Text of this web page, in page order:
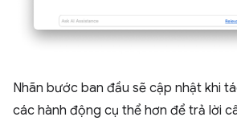
Nhãn bước ban đầu sẽ cập nhật khi
các hành động cụ thể hơn để trả lời